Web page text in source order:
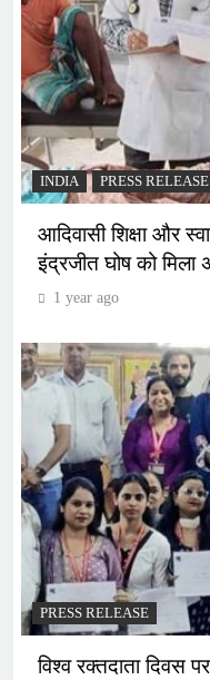
INDIA PRESS RELEASE
आदिवासी शिक्षा और
इंद्रजीत घोष को मिला
1 year ago
PRESS RELEASE
विश्व रक्तदाता दिवस